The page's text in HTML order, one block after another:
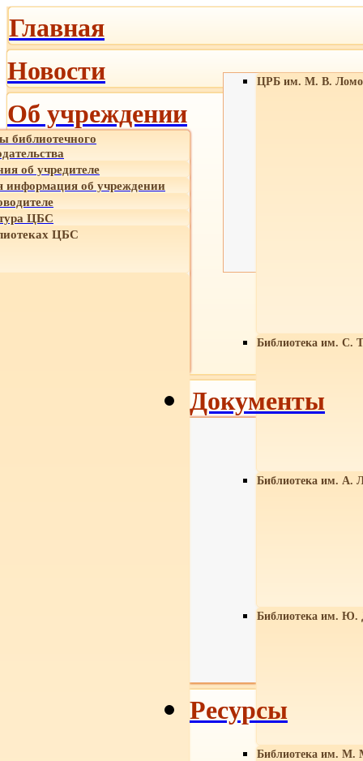
Главная
Новости
Об учреждении
библиотечного
об учредителе
об учреждении
ЦБС
ЦБС
ЦРБ им. М. В.
Библиотека им. С.
Библиотека им. А.
Библиотека им. Ю.
Библиотека им. М.
Документы
Ресурсы